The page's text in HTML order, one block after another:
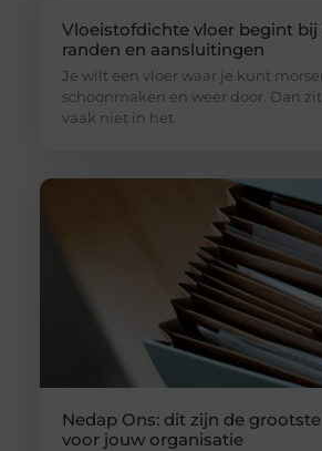
Vloeistofdichte vloer begint bij
randen en aansluitingen
Je wilt een vloer waar je kunt
schoonmaken en weer door. Dan
vaak niet in het
Nedap Ons: dit zijn de
voor jouw organisatie